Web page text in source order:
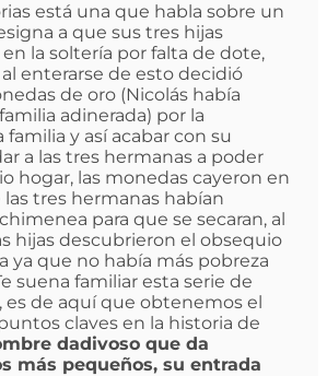
está una que habla sobre un
a que sus tres hijas
la soltería por falta de dote,
enterarse de esto decidió
de oro (Nicolás había
adinerada) por la
y así acabar con su
a las tres hermanas a poder
hogar, las monedas cayeron en
las tres hermanas habían
para que se secaran, al
hijas descubrieron el obsequio
ya que no había más pobreza
suena familiar esta serie de
es de aquí que obtenemos el
claves en la historia de
dadivoso que da
más pequeños, su entrada